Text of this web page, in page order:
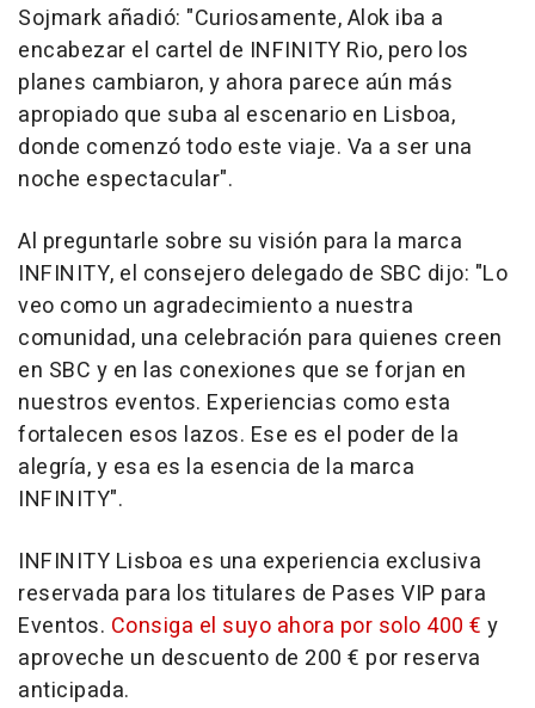
Sojmark añadió: "Curiosamente, Alok iba a
encabezar el cartel de INFINITY Rio, pero los
planes cambiaron, y ahora parece aún más
apropiado que suba al escenario en Lisboa,
donde comenzó todo este viaje. Va a ser una
noche espectacular".
Al preguntarle sobre su visión para la marca
INFINITY, el consejero delegado de SBC dijo: "Lo
veo como un agradecimiento a nuestra
comunidad, una celebración para quienes creen
en SBC y en las conexiones que se forjan en
nuestros eventos. Experiencias como esta
fortalecen esos lazos. Ese es el poder de la
alegría, y esa es la esencia de la marca
INFINITY".
INFINITY Lisboa es una experiencia exclusiva
reservada para los titulares de Pases VIP para
Eventos. Consiga el suyo ahora por solo 400 € y
aproveche un descuento de 200 € por reserva
anticipada.